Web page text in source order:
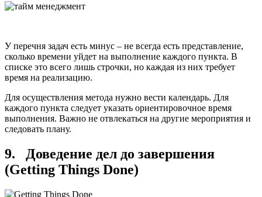
У перечня задач есть минус – не всегда есть представление,
сколько времени уйдет на выполнение каждого пункта. В
списке это всего лишь строчки, но каждая из них требует
время на реализацию.
Для осуществления метода нужно вести календарь. Для
каждого пункта следует указать ориентировочное время
выполнения. Важно не отвлекаться на другие мероприятия и
следовать плану.
9. Доведение дел до завершения
(Getting Things Done)